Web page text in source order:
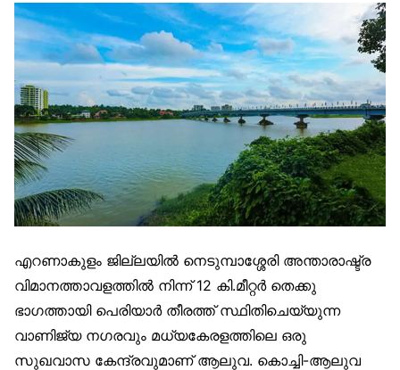
എറണാകുളം ജില്ലയിൽ നെടുമ്പാശ്ശേരി അന്താരാഷ്ട്ര
വിമാനത്താവളത്തിൽ നിന്ന് 12 കി.മീറ്റർ തെക്കു
ഭാഗത്തായി പെരിയാർ തീരത്ത് സ്ഥിതിചെയ്യുന്ന
വാണിജ്യ നഗരവും മധ്യകേരളത്തിലെ ഒരു
സുഖവാസ കേന്ദ്രവുമാണ് ആലുവ. കൊച്ചി-ആലുവ